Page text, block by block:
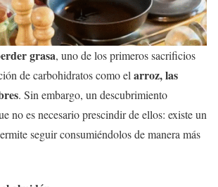
grasa, uno de los primeros sacrificios
de carbohidratos como el arroz, las
. Sin embargo, un descubrimiento
no es necesario prescindir de ellos: existe un
seguir consumiéndolos de manera más